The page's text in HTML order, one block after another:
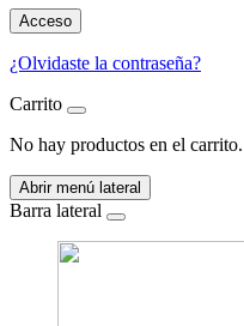
Acceso
¿Olvidaste la contraseña?
Carrito
No hay productos en el carrito.
Abrir menú lateral
Barra lateral